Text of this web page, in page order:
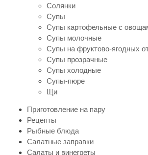
Солянки
Супы
Супы картофельные с
Супы молочные
Супы на фруктово-ягодных
Супы прозрачные
Супы холодные
Супы-пюре
Щи
Приготовление на пару
Рецепты
Рыбные блюда
Салатные заправки
Салаты и винегреты